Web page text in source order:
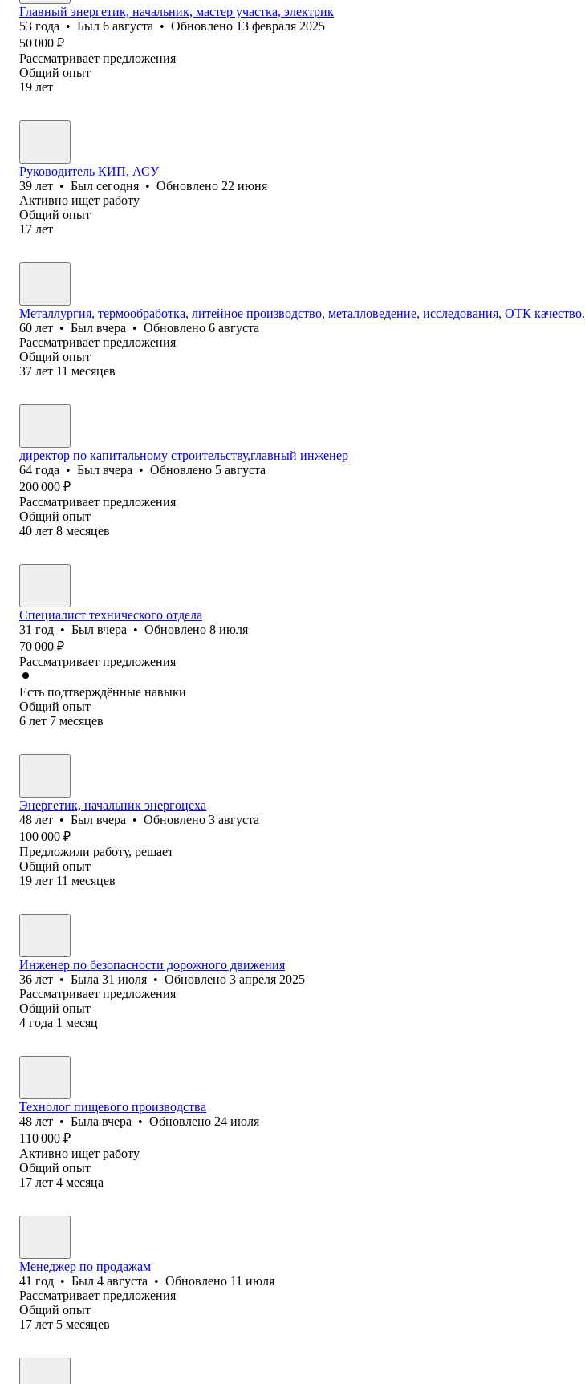
Главный энергетик, начальник, мастер участка, электрик
53 года • Был 6 августа • Обновлено 13 февраля 2025
50 000 ₽
Рассматривает предложения
Общий опыт
19 лет
Руководитель КИП, АСУ
39 лет • Был сегодня • Обновлено 22 июня
Активно ищет работу
Общий опыт
17 лет
Металлургия, термообработка, литейное производство, металловедение, исследования, ОТК качество.
60 лет • Был вчера • Обновлено 6 августа
Рассматривает предложения
Общий опыт
37 лет 11 месяцев
директор по капитальному строительству,главный инженер
64 года • Был вчера • Обновлено 5 августа
200 000 ₽
Рассматривает предложения
Общий опыт
40 лет 8 месяцев
Специалист технического отдела
31 год • Был вчера • Обновлено 8 июля
70 000 ₽
Рассматривает предложения
Есть подтверждённые навыки
Общий опыт
6 лет 7 месяцев
Энергетик, начальник энергоцеха
48 лет • Был вчера • Обновлено 3 августа
100 000 ₽
Предложили работу, решает
Общий опыт
19 лет 11 месяцев
Инженер по безопасности дорожного движения
36 лет • Была 31 июля • Обновлено 3 апреля 2025
Рассматривает предложения
Общий опыт
4 года 1 месяц
Технолог пищевого производства
48 лет • Была вчера • Обновлено 24 июля
110 000 ₽
Активно ищет работу
Общий опыт
17 лет 4 месяца
Менеджер по продажам
41 год • Был 4 августа • Обновлено 11 июля
Рассматривает предложения
Общий опыт
17 лет 5 месяцев